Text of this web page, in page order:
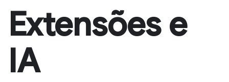
Extensões e
IA